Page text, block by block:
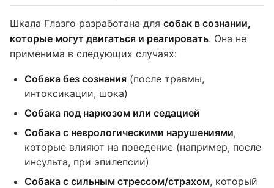
Шкала Глазго разработана для собак в сознании,
которые могут двигаться и реагировать. Она не
применима в следующих случаях:
Собака без сознания (после травмы,
интоксикации, шока)
Собака под наркозом или седацией
Собака с неврологическими нарушениями,
которые влияют на поведение (например, после
инсульта, при эпилепсии)
Собака с сильным стрессом/страхом, который